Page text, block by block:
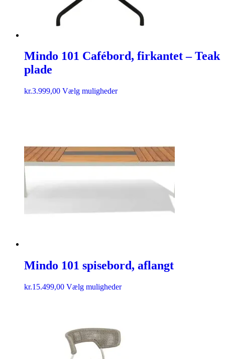
Mindo 101 Cafébord, firkantet – Teak
plade
kr.3.999,00 Vælg muligheder
Mindo 101 spisebord, aflangt
kr.15.499,00 Vælg muligheder